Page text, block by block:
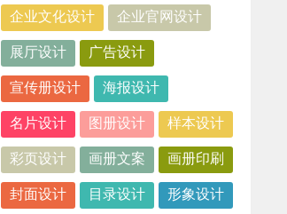
企业文化设计 企业官网设计
展厅设计 广告设计
宣传册设计 海报设计
名片设计 图册设计 样本设计
彩页设计 画册文案 画册印刷
封面设计 目录设计 形象设计